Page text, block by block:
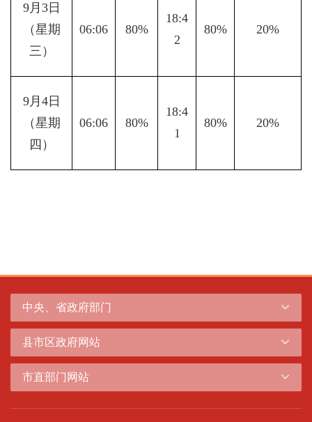
9月3日
（星期
三）
06:06 80%
18:4
2
80% 20%
9月4日
（星期
四）
06:06 80%
18:4
1
80% 20%
中央、省政府部门
县市区政府网站
市直部门网站